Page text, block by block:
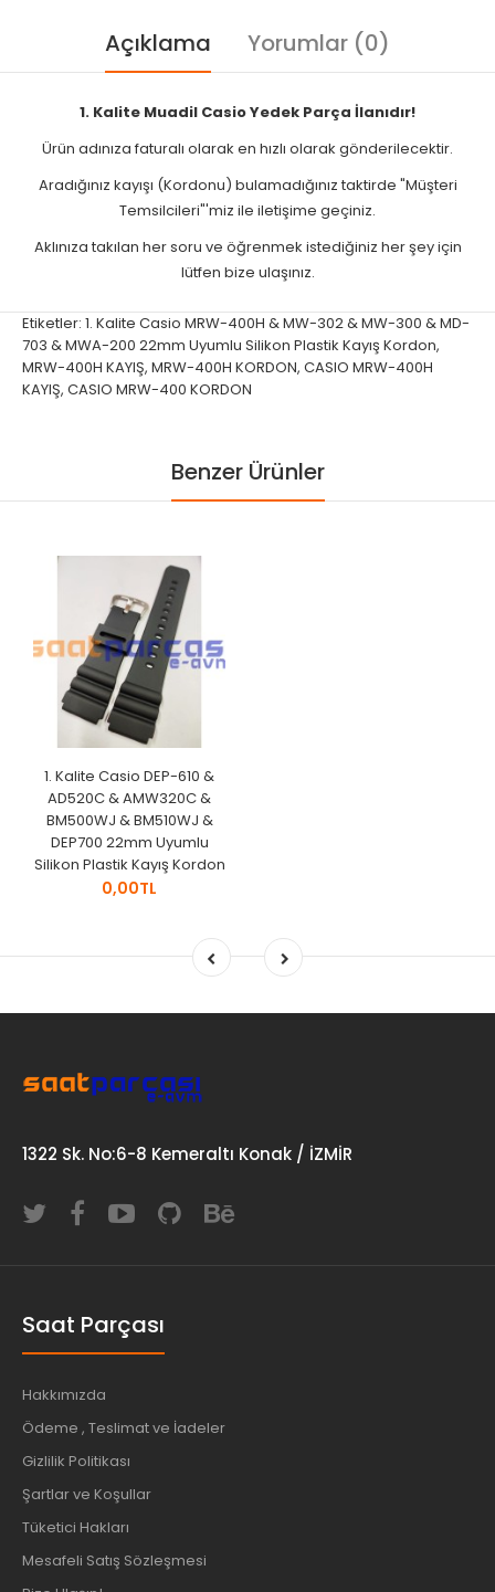
Açıklama Yorumlar (0)
1. Kalite Muadil Casio Yedek Parça İlanıdır!
Ürün adınıza faturalı olarak en hızlı olarak gönderilecektir.
Aradığınız kayışı (Kordonu) bulamadığınız taktirde "Müşteri
Temsilcileri"'miz ile iletişime geçiniz.
Aklınıza takılan her soru ve öğrenmek istediğiniz her şey için
lütfen bize ulaşınız.
Etiketler: 1. Kalite Casio MRW-400H & MW-302 & MW-300 & MD-
703 & MWA-200 22mm Uyumlu Silikon Plastik Kayış Kordon,
MRW-400H KAYIŞ, MRW-400H KORDON, CASIO MRW-400H
KAYIŞ, CASIO MRW-400 KORDON
Benzer Ürünler
1. Kalite Casio DEP-610 &
AD520C & AMW320C &
BM500WJ & BM510WJ &
DEP700 22mm Uyumlu
Silikon Plastik Kayış Kordon
0,00TL
1322 Sk. No:6-8 Kemeraltı Konak / İZMİR
Saat Parçası
Hakkımızda
Ödeme , Teslimat ve İadeler
Gizlilik Politikası
Şartlar ve Koşullar
Tüketici Hakları
Mesafeli Satış Sözleşmesi